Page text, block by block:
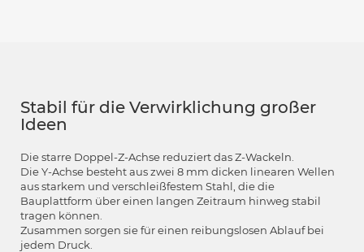
Stabil für die Verwirklichung großer
Ideen
Die starre Doppel-Z-Achse reduziert das Z-Wackeln.
Die Y-Achse besteht aus zwei 8 mm dicken linearen Wellen
aus starkem und verschleißfestem Stahl, die die
Bauplattform über einen langen Zeitraum hinweg stabil
tragen können.
Zusammen sorgen sie für einen reibungslosen Ablauf bei
jedem Druck.